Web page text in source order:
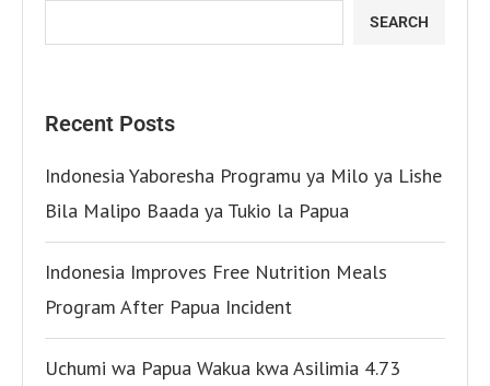
SEARCH
Recent Posts
Indonesia Yaboresha Programu ya Milo ya Lishe
Bila Malipo Baada ya Tukio la Papua
Indonesia Improves Free Nutrition Meals
Program After Papua Incident
Uchumi wa Papua Wakua kwa Asilimia 4.73